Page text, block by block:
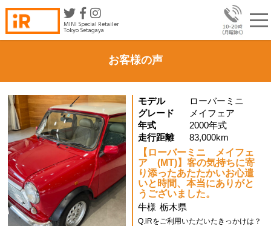
MINI Special Retailer
Tokyo Setagaya
お客様の声
モデル
ローバーミニ
グレード
メイフェア
年式
2000年式
走行距離
83,000km
【ローバーミニ メイフェ
ア (MT)】客の気持ちに寄
り添ったあたたかいお心遣
いと時間、本当にありがと
うございました。
牛様 栃木県
Q.iRをご利用いただいたきっかけは？